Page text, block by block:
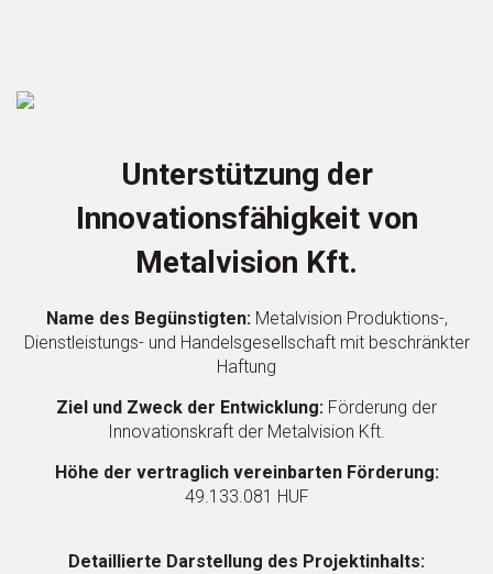
Unterstützung der
Innovationsfähigkeit von
Metalvision Kft.
Name des Begünstigten:Metalvision Produktions-,
Dienstleistungs- und Handelsgesellschaft mit beschränkter
Haftung
Ziel und Zweck der Entwicklung: Förderung der
Innovationskraft der Metalvision Kft.
Höhe der vertraglich vereinbarten Förderung:
49.133.081 HUF
Detaillierte Darstellung des Projektinhalts: